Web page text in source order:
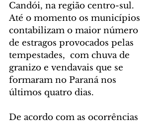
Candói, na região centro-sul.
Até o momento os municípios
contabilizam o maior número
de estragos provocados pelas
tempestades,  com chuva de
granizo e vendavais que se
formaram no Paraná nos
últimos quatro dias.
De acordo com as ocorrências